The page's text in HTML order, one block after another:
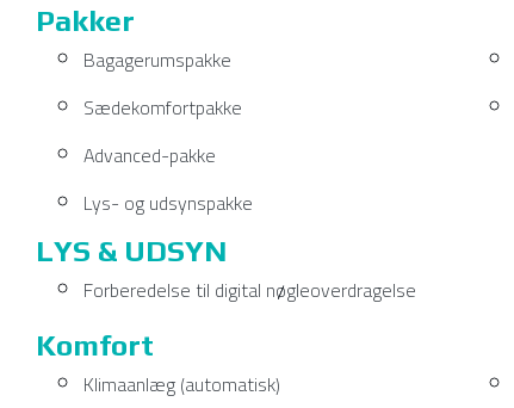
Pakker
Bagagerumspakke
Sædekomfortpakke
Advanced-pakke
Lys- og udsynspakke
LYS & UDSYN
Forberedelse til digital nøgleoverdragelse
Komfort
Klimaanlæg (automatisk)